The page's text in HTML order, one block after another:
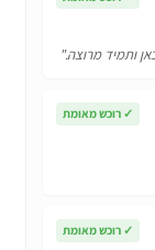
ותמיד מרוצה."
✓ רוכש מאומת
✓ רוכש מאומת